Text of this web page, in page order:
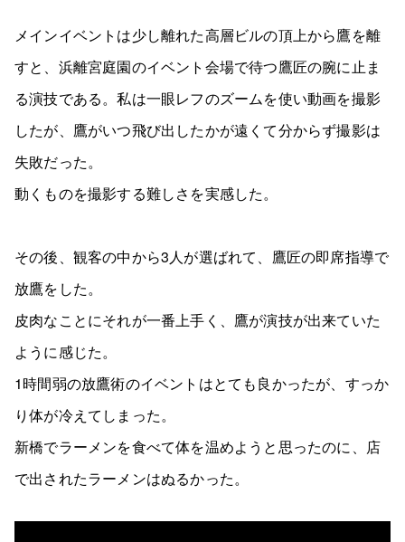
メインイベントは少し離れた高層ビルの頂上から鷹を離
すと、浜離宮庭園のイベント会場で待つ鷹匠の腕に止ま
る演技である。私は一眼レフのズームを使い動画を撮影
したが、鷹がいつ飛び出したかが遠くて分からず撮影は
失敗だった。
動くものを撮影する難しさを実感した。
その後、観客の中から3人が選ばれて、鷹匠の即席指導で
放鷹をした。
皮肉なことにそれが一番上手く、鷹が演技が出来ていた
ように感じた。
1時間弱の放鷹術のイベントはとても良かったが、すっか
り体が冷えてしまった。
新橋でラーメンを食べて体を温めようと思ったのに、店
で出されたラーメンはぬるかった。